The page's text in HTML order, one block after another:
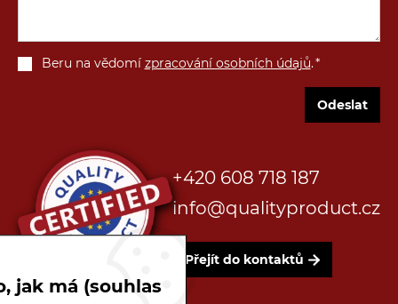
+420 608 718 187
info@qualityproduct.cz
Přejít do kontaktů
Beru na vědomí zpracování osobních údajů.
Odeslat
jak má (souhlas